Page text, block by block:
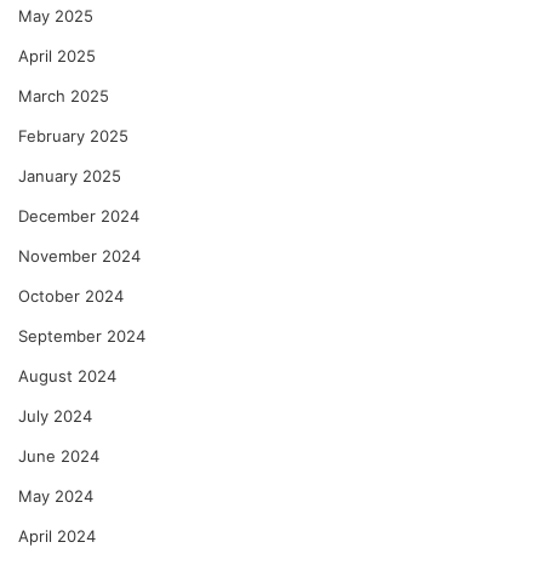
May 2025
April 2025
March 2025
February 2025
January 2025
December 2024
November 2024
October 2024
September 2024
August 2024
July 2024
June 2024
May 2024
April 2024